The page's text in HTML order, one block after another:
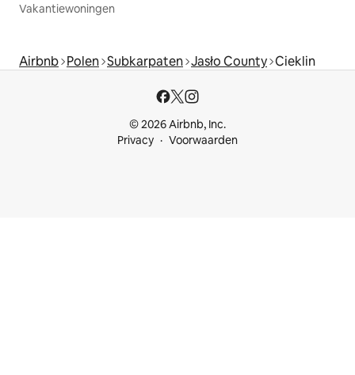
Vakantiewoningen
Airbnb Polen Subkarpaten Jasło County Cieklin
© 2026 Airbnb, Inc.
Privacy
Voorwaarden